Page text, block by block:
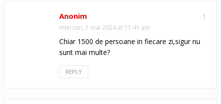
1
Anonim
miercuri, 1 mai 2024 at 11:41 am
Chiar 1500 de persoane in fiecare zi,sigur nu
sunt mai multe?
REPLY